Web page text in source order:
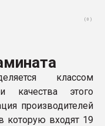
Материал
поликарбоната и АБС-
Armaloy PC/ABS-1IM
ПЕРЕЙТИ НА
( 0 )
классом
качества этого
производителей
которую входят 19